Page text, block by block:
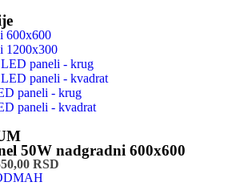
600x600
1200x300
paneli - krug
paneli - kvadrat
paneli - krug
paneli - kvadrat
50W nadgradni 600x600
RSD